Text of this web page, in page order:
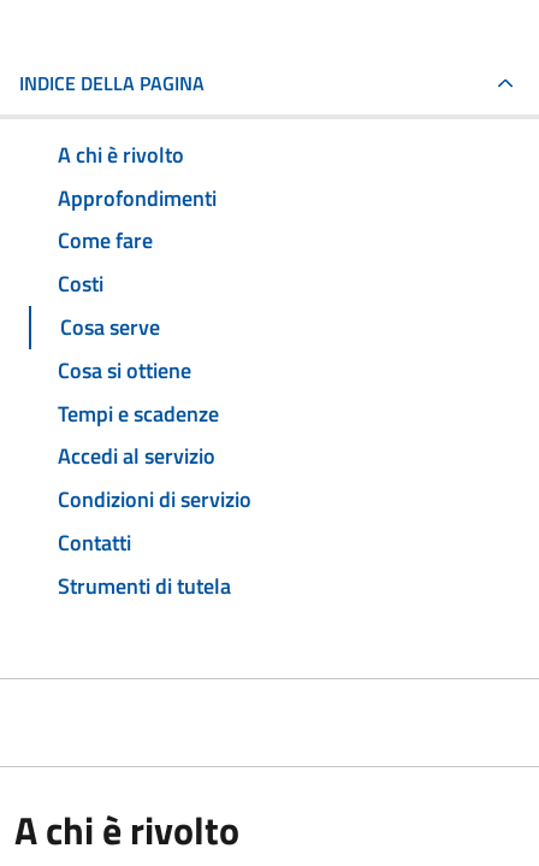
INDICE DELLA PAGINA
A chi è rivolto
Approfondimenti
Come fare
Costi
Cosa serve
Cosa si ottiene
Tempi e scadenze
Accedi al servizio
Condizioni di servizio
Contatti
Strumenti di tutela
A chi è rivolto